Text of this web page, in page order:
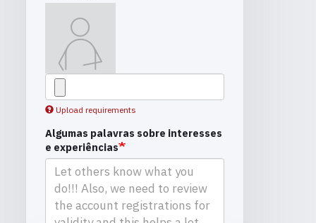
Upload requirements
Algumas palavras sobre interesses
e experiências